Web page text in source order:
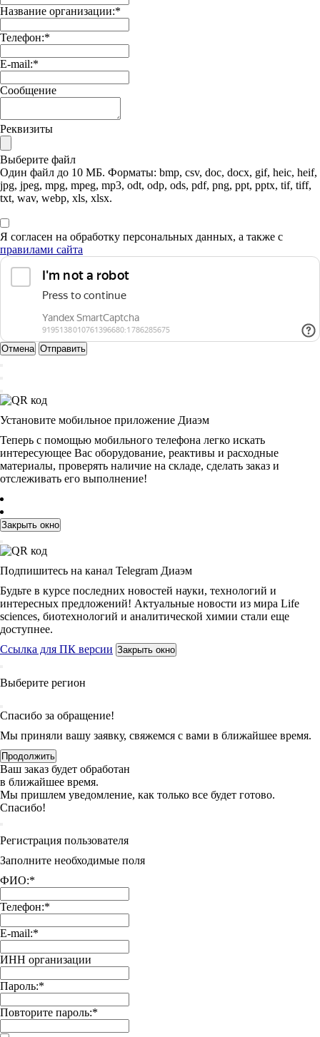
Название организации:*
Телефон:*
E-mail:*
Сообщение
Реквизиты
Выберите файл
Один файл до 10 МБ. Форматы: bmp, csv, doc, docx, gif, heic, heif,
jpg, jpeg, mpg, mpeg, mp3, odt, odp, ods, pdf, png, ppt, pptx, tif, tiff,
txt, wav, webp, xls, xlsx.
Я согласен на обработку персональных данных, а также с
правилами сайта
Отмена Отправить
Установите мобильное приложение Диаэм
Теперь с помощью мобильного телефона легко искать
интересующее Вас оборудование, реактивы и расходные
материалы, проверять наличие на складе, сделать заказ и
отслеживать его выполнение!
Закрыть окно
Подпишитесь на канал Telegram Диаэм
Будьте в курсе последних новостей науки, технологий и
интересных предложений! Актуальные новости из мира Life
sciences, биотехнологий и аналитической химии стали еще
доступнее.
Ссылка для ПК версии Закрыть окно
Выберите регион
Спасибо за обращение!
Мы приняли вашу заявку, свяжемся с вами в ближайшее время.
Продолжить
Ваш заказ будет обработан
в ближайшее время.
Мы пришлем уведомление, как только все будет готово.
Спасибо!
Регистрация пользователя
Заполните необходимые поля
ФИО:*
Телефон:*
E-mail:*
ИНН организации
Пароль:*
Повторите пароль:*